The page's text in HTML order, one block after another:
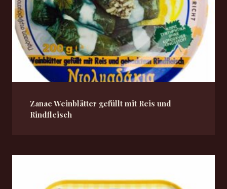
Zanae Weinblätter gefüllt mit Reis und
Rindfleisch